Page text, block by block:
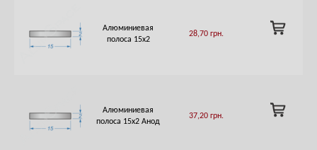
Алюминиевая
полоса 15х2
28,70 грн.
ADD
TO
Алюминиевая
полоса 15х2 Анод
37,20 грн.
ADD
TO